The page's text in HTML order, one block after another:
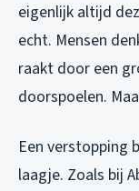
eigenlijk altijd
echt. Mensen
raakt door een
doorspoelen.
Een verstopping
laagje. Zoals bij